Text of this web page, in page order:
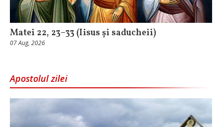
Matei 22, 23–33 (Iisus și saducheii)
07 Aug, 2026
Apostolul zilei